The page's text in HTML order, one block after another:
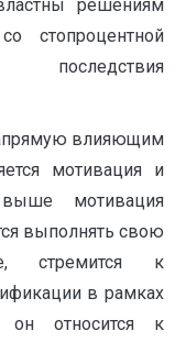
решениям
стопроцентной
последствия
влияющим
мотивация и
мотивация
выполнять свою
стремится к
в рамках
он относится к